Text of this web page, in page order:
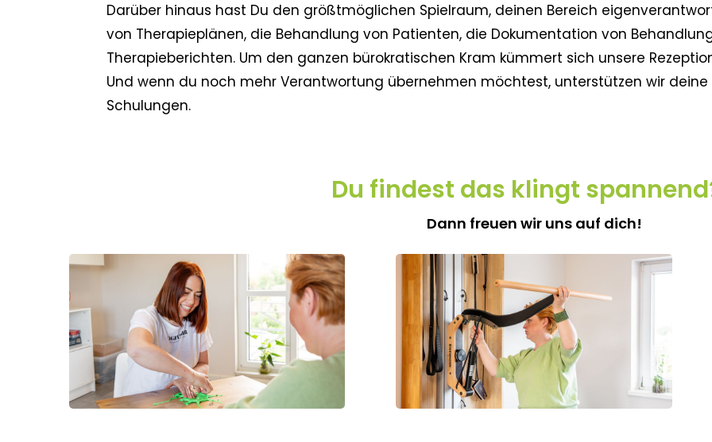
Darüber hinaus hast Du den größtmöglichen Spielraum, deinen Bereich
von Therapieplänen, die Behandlung von Patienten, die Dokumentation von
Therapieberichten. Um den ganzen bürokratischen Kram kümmert sich unsere
Und wenn du noch mehr Verantwortung übernehmen möchtest, unterstützen wir
Schulungen.
Du findest das klingt
Dann freuen wir uns auf dich!